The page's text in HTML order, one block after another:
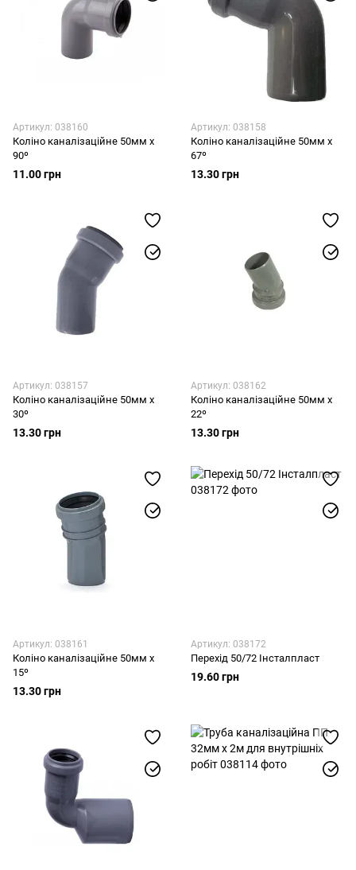
Артикул: 038160
Коліно каналізаційне 50мм x
90º
11.00 грн
Артикул: 038158
Коліно каналізаційне 50мм x
67º
13.30 грн
Артикул: 038157
Коліно каналізаційне 50мм x
30º
13.30 грн
Артикул: 038162
Коліно каналізаційне 50мм x
22º
13.30 грн
Артикул: 038161
Коліно каналізаційне 50мм x
15º
13.30 грн
Артикул: 038172
Перехід 50/72 Інсталпласт
19.60 грн